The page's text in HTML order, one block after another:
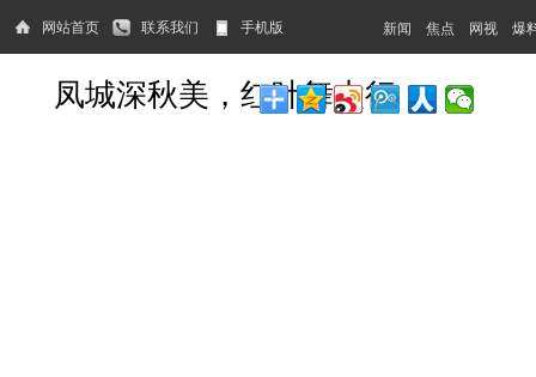
网站首页 联系我们 手机版 新闻 焦点 网视 爆
凤城深秋美，红叶舞太行